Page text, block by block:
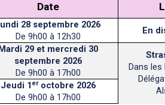
Date
28 septembre 2026
De 9h00 à 12h30
En
Mardi 29 et mercredi 30
septembre 2026
De 9h00 à 17h00
Dans
Jeudi 1 eroctobre 2026
De 9h00 à 17h00